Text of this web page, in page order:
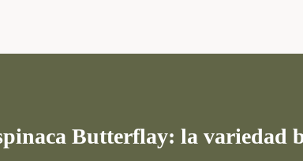
Butterflay: la